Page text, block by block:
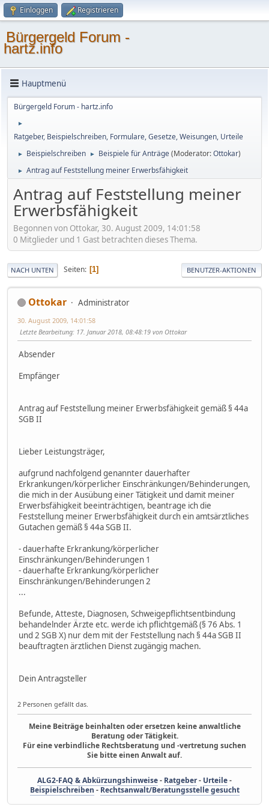
Einloggen Registrieren
Bürgergeld Forum -
hartz.info
Hauptmenü
Bürgergeld Forum - hartz.info
►
Ratgeber, Beispielschreiben, Formulare, Gesetze, Weisungen, Urteile
► Beispielschreiben ► Beispiele für Anträge(Moderator:Ottokar)
► Antrag auf Feststellung meiner Erwerbsfähigkeit
Antrag auf Feststellung meiner
Erwerbsfähigkeit
Begonnen von Ottokar, 30. August 2009, 14:01:58
0 Mitglieder und 1 Gast betrachten dieses Thema.
NACH UNTEN Seiten 1 BENUTZER-AKTIONEN
Ottokar Administrator
30. August 2009, 14:01:58
Letzte Bearbeitung: 17. Januar 2018, 08:48:19 von Ottokar
Absender
Empfänger
Antrag auf Feststellung meiner Erwerbsfähigkeit gemäß § 44a
SGB II
Lieber Leistungsträger,
aufgrund nachfolgend genannter dauerhafter
Erkrankungen/körperlicher Einschränkungen/Behinderungen,
die mich in der Ausübung einer Tätigkeit und damit meiner
Erwerbsfähigkeit beeinträchtigen, beantrage ich die
Feststellung meiner Erwerbsfähigkeit durch ein amtsärztliches
Gutachen gemäß § 44a SGB II.
- dauerhafte Erkrankung/körperlicher
Einschränkungen/Behinderungen 1
- dauerhafte Erkrankung/körperlicher
Einschränkungen/Behinderungen 2
...
Befunde, Atteste, Diagnosen, Schweigepflichtsentbindung
behandelnder Ärzte etc. werde ich pflichtgemäß (§ 76 Abs. 1
und 2 SGB X) nur dem mit der Feststellung nach § 44a SGB II
beauftragten ärztlichen Dienst zugängig machen.
Dein Antragsteller
2 Personen gefällt das.
Meine Beiträge beinhalten oder ersetzen keine anwaltliche
Beratung oder Tätigkeit.
Für eine verbindliche Rechtsberatung und -vertretung suchen
Sie bitte einen Anwalt auf.
ALG2-FAQ & Abkürzungshinweise- Ratgeber- Urteile-
Beispielschreiben - Rechtsanwalt/Beratungsstelle gesucht